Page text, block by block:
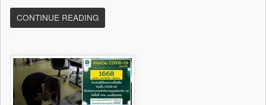
CONTINUE READING